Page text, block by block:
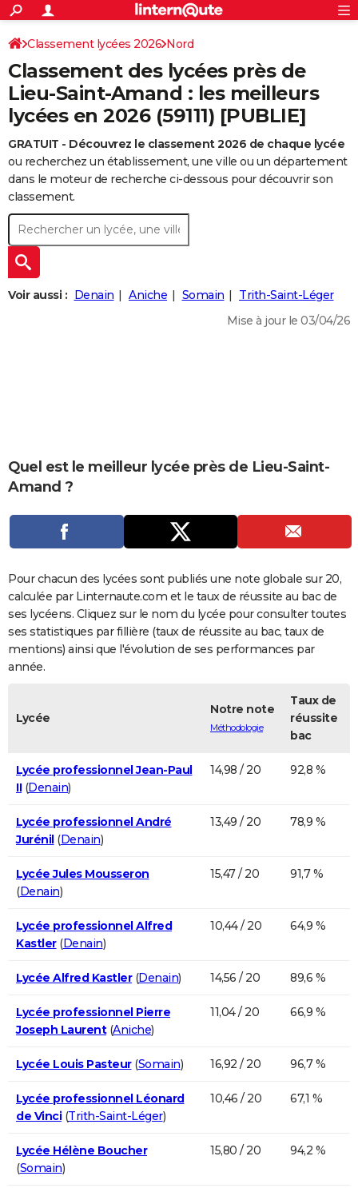
ACTUALITÉS
Politique
Société
Faits Divers
Education
Monde
Villes
+
SPORT
Coupe du monde 2026
Football
Tennis
Cyclisme
Rugby
Forum
CULTURE
Programme TV
TNT
Streaming
Cinéma
Sorties cinéma
Musique
+FINANCE
Retraite
Impôts
Epargne
Immobilier
Risques naturels par ville
Banque
Assurance
Crédit
AUTO
Essais
Réserver un essai
Citadines
Berlines
SUV
Forum auto
+
HIGH-TECH
BRICOLAGE
Forum
Aménagement intérieur
Extérieur
Cuisine
Salle de bains
Jardinage
Rangement
+WEEK-END
Guides de France
Escapades
Patrimoine
Expositions
Musées
Week-end nature
+
LIFESTYLE
CARTE DE VOEUX
Dictionnaire
Biographies
Expressions
Proverbes
PROGRAMME TV
COPAINS D'AVANT
S'inscrire
Se connecter
Lycées
Collèges
Primaires
Universités
Entreprises
Service militaire
Avis de recherche
AVIS DE DÉCÈS
FORUM
Bricolage
Lifestyle
Culture
Sport
Auto
Television
Voyage
Cinema
S'inscrire
Connexion
Classement lycées 2026 Nord
Classement des lycées près de
Lieu-Saint-Amand : les meilleurs
lycées en 2026 (59111) [PUBLIE]
GRATUIT - Découvrez le classement 2026 de chaque lycée
ou recherchez un établissement, une ville ou un département
dans le moteur de recherche ci-dessous pour découvrir son
classement.
Voir aussi : Denain Aniche Somain
Trith-Saint-Léger
Mise à jour le 03/04/26
Quel est le meilleur lycée près de Lieu-Saint-
Amand ?
Pour chacun des lycées sont publiés une note globale sur 20,
calculée par Linternaute.com et le taux de réussite au bac de
ses lycéens. Cliquez sur le nom du lycée pour consulter toutes
ses statistiques par fillière (taux de réussite au bac, taux de
mentions) ainsi que l'évolution de ses performances par
année.
Lycée
Notre note
Méthodologie
Taux de
réussite
bac
Lycée professionnel Jean-Paul
II(Denain)
14,98 / 20 92,8 %
Lycée professionnel André
Jurénil(Denain)
13,49 / 20 78,9 %
Lycée Jules Mousseron
(Denain)
15,47 / 20 91,7 %
Lycée professionnel Alfred
Kastler(Denain)
10,44 / 20 64,9 %
Lycée Alfred Kastler(Denain) 14,56 / 20 89,6 %
Lycée professionnel Pierre
Joseph Laurent(Aniche)
11,04 / 20 66,9 %
Lycée Louis Pasteur(Somain) 16,92 / 20 96,7 %
Lycée professionnel Léonard
de Vinci(Trith-Saint-Léger)
10,46 / 20 67,1 %
Lycée Hélène Boucher
(Somain)
15,80 / 20 94,2 %